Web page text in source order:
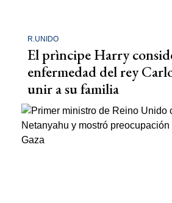
R.UNIDO
El prìncipe Harry
enfermedad del rey
unir a su familia